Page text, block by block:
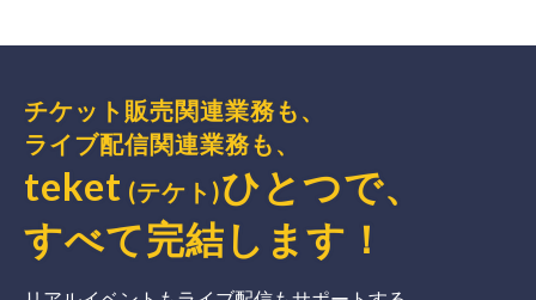
チケット販売関連業務も、
ライブ配信関連業務も、
teket (テケト)ひとつで、
すべて完結 します ！